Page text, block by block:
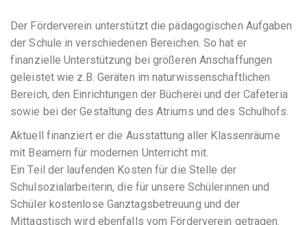
Der Förderverein unterstützt die pädagogischen Aufgaben
der Schule in verschiedenen Bereichen. So hat er
finanzielle Unterstützung bei größeren Anschaffungen
geleistet wie z.B. Geräten im naturwissenschaftlichen
Bereich, den Einrichtungen der Bücherei und der Cafeteria
sowie bei der Gestaltung des Atriums und des Schulhofs.
Aktuell finanziert er die Ausstattung aller Klassenräume
mit Beamern für modernen Unterricht mit.
Ein Teil der laufenden Kosten für die Stelle der
Schulsozialarbeiterin, die für unsere Schülerinnen und
Schüler kostenlose Ganztagsbetreuung und der
Mittagstisch wird ebenfalls vom Förderverein getragen.